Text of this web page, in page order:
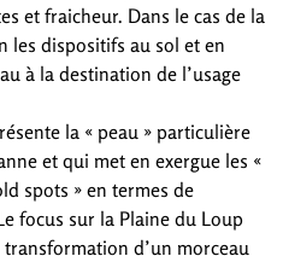
et fraicheur. Dans le cas de la
les dispositifs au sol et en
à la destination de l’usage
la « peau » particulière
et qui met en exergue les «
spots » en termes de
focus sur la Plaine du Loup
d’un morceau